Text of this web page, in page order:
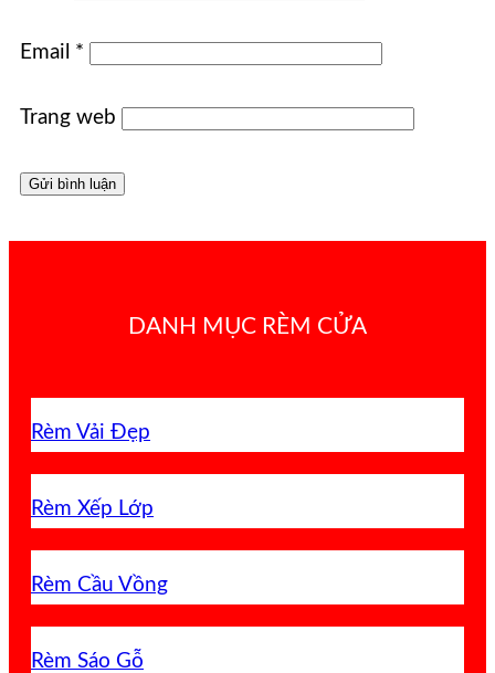
Email *
Trang web
DANH MỤC RÈM CỬA
Rèm Vải Đẹp
Rèm Xếp Lớp
Rèm Cầu Vồng
Rèm Sáo Gỗ